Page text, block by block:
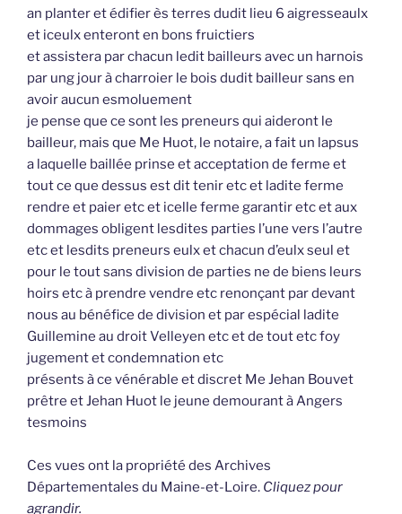
an planter et édifier ès terres dudit lieu 6 aigresseaulx
et iceulx enteront en bons fruictiers
et assistera par chacun ledit bailleurs avec un harnois
par ung jour à charroier le bois dudit bailleur sans en
avoir aucun esmoluement
je pense que ce sont les preneurs qui aideront le
bailleur, mais que Me Huot, le notaire, a fait un lapsus
a laquelle baillée prinse et acceptation de ferme et
tout ce que dessus est dit tenir etc et ladite ferme
rendre et paier etc et icelle ferme garantir etc et aux
dommages obligent lesdites parties l’une vers l’autre
etc et lesdits preneurs eulx et chacun d’eulx seul et
pour le tout sans division de parties ne de biens leurs
hoirs etc à prendre vendre etc renonçant par devant
nous au bénéfice de division et par espécial ladite
Guillemine au droit Velleyen etc et de tout etc foy
jugement et condemnation etc
présents à ce vénérable et discret Me Jehan Bouvet
prêtre et Jehan Huot le jeune demourant à Angers
tesmoins
Ces vues ont la propriété des Archives
Départementales du Maine-et-Loire. Cliquez pour
agrandir.